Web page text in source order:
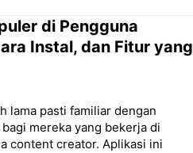
di Pengguna
Instal, dan Fitur yang
lama pasti familiar dengan
mereka yang bekerja di
content creator. Aplikasi ini